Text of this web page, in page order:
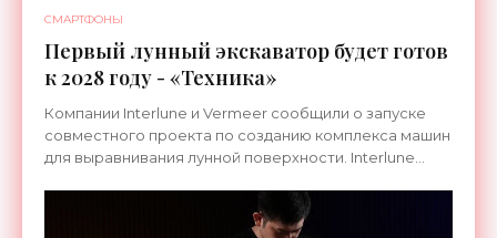
СМАРТФОНЫ
Первый лунный экскаватор будет готов
к 2028 году - «Техника»
Компании Interlune и Vermeer сообщили о запуске
совместного проекта по созданию комплекса машин
для выравнивания лунной поверхности. Interlune